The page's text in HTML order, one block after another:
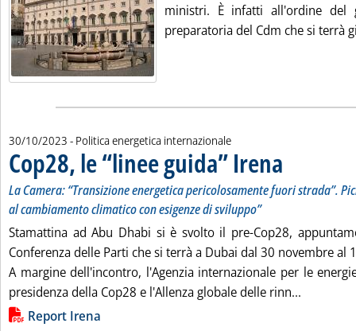
ministri. È infatti all'ordine del
preparatoria del Cdm che si terrà
30/10/2023 - Politica energetica internazionale
Cop28, le “linee guida” Irena
La Camera: “Transizione energetica pericolosamente fuori strada”.
al cambiamento climatico con esigenze di sviluppo”
Stamattina ad Abu Dhabi si è svolto il pre-Cop28,
Conferenza delle Parti che si terrà a Dubai dal 30 novembre al
A margine dell'incontro, l'Agenzia internazionale per le
presidenza della Cop28 e l'Allenza globale delle rinn...
Lista allegati PDF alla notizia
Report Irena